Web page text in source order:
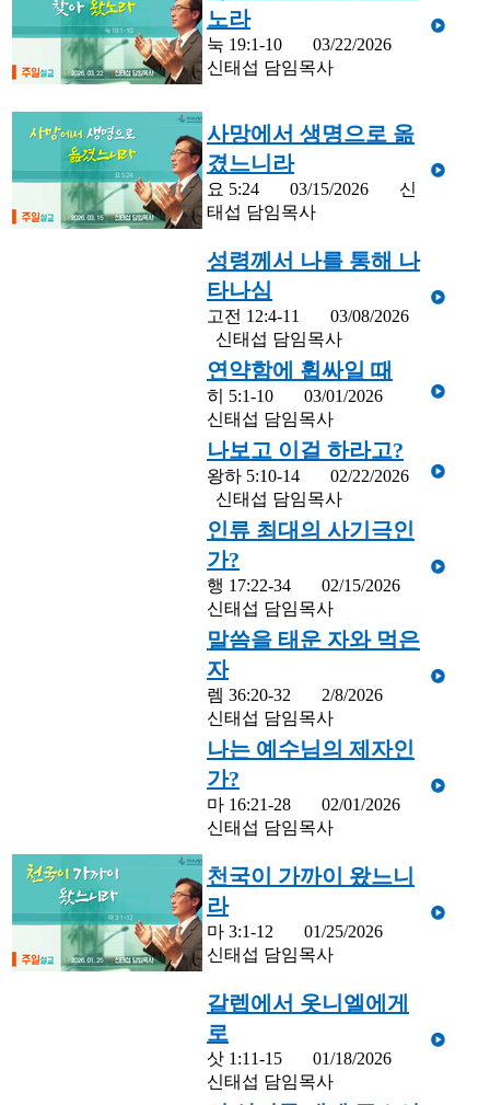
노라
눅 19:1-10
03/22/2026
신태섭 담임목사
사망에서 생명으로 옮
겼느니라
요 5:24 03/15/2026
신
태섭 담임목사
성령께서 나를 통해 나
타나심
고전 12:4-11
03/08/2026
신태섭 담임목사
연약함에 휩싸일 때
히 5:1-10
03/01/2026
신태섭 담임목사
나보고 이걸 하라고?
왕하 5:10-14
02/22/2026
신태섭 담임목사
인류 최대의 사기극인
가?
행 17:22-34
02/15/2026
신태섭 담임목사
말씀을 태운 자와 먹은
자
렘 36:20-32
2/8/2026
신태섭 담임목사
나는 예수님의 제자인
가?
마 16:21-28
02/01/2026
신태섭 담임목사
천국이 가까이 왔느니
라
마 3:1-12
01/25/2026
신태섭 담임목사
갈렙에서 옷니엘에게
로
삿 1:11-15
01/18/2026
신태섭 담임목사